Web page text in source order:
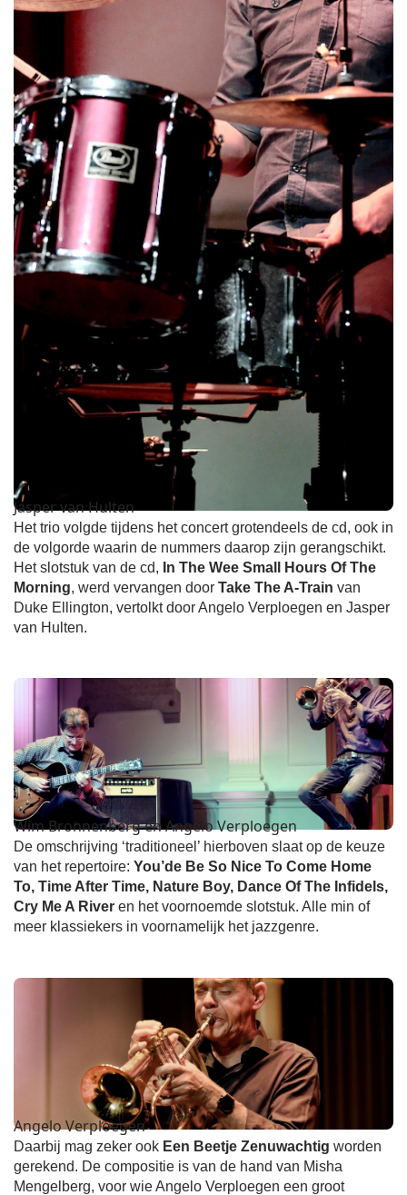
Jasper van Hulten
Het trio volgde tijdens het concert grotendeels de cd, ook in
de volgorde waarin de nummers daarop zijn gerangschikt.
Het slotstuk van de cd, In The Wee Small Hours Of The
Morning, werd vervangen door Take The A-Train van
Duke Ellington, vertolkt door Angelo Verploegen en Jasper
van Hulten.
Wim Bronnenberg en Angelo Verploegen
De omschrijving ‘traditioneel’ hierboven slaat op de keuze
van het repertoire: You’de Be So Nice To Come Home
To, Time After Time, Nature Boy, Dance Of The Infidels,
Cry Me A River en het voornoemde slotstuk. Alle min of
meer klassiekers in voornamelijk het jazzgenre.
Angelo Verploegen
Daarbij mag zeker ook Een Beetje Zenuwachtig worden
gerekend. De compositie is van de hand van Misha
Mengelberg, voor wie Angelo Verploegen een groot